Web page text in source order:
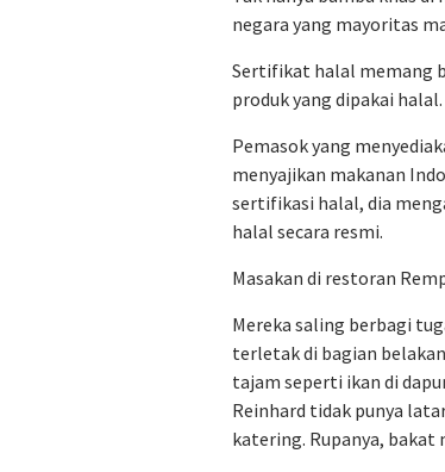
negara yang mayoritas
Sertifikat halal memang
produk yang dipakai halal.
Pemasok yang
menyajikan makanan
sertifikasi halal, dia
halal secara resmi.
Masakan di restoran
Mereka saling berbagi
terletak di bagian
tajam seperti ikan di
Reinhard tidak punya
katering. Rupanya, bakat